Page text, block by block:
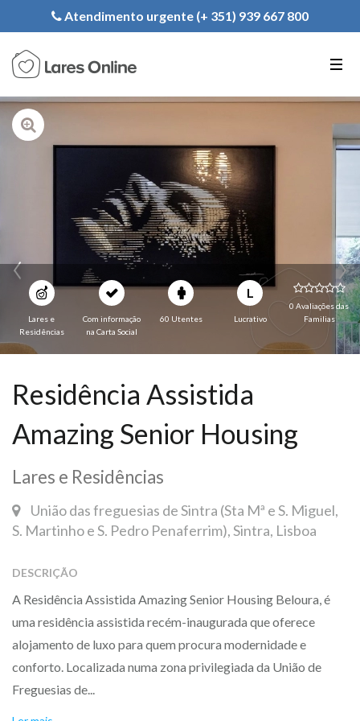
Registe a sua Instituição
Atendimento urgente (+ 351) 939 667 800
Lares e
Residências
Com informação
na Carta Social
60 Utentes
L
Lucrativo
0 Avaliações das
Familias
Residência Assistida
Amazing Senior Housing
Lares e Residências
União das freguesias de Sintra (Sta Mª e S. Miguel,
S. Martinho e S. Pedro Penaferrim), Sintra, Lisboa
DESCRIÇÃO
A Residência Assistida Amazing Senior Housing Beloura, é
uma residência assistida recém-inaugurada que oferece
alojamento de luxo para quem procura modernidade e
conforto. Localizada numa zona privilegiada da União de
Freguesias de...